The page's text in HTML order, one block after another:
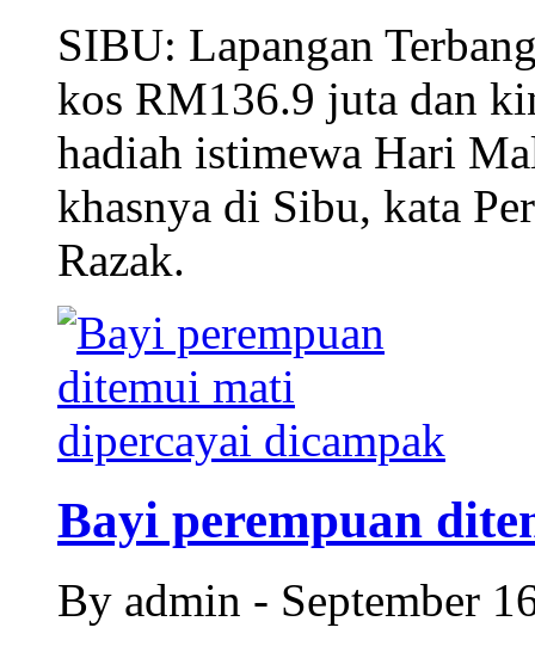
SIBU: Lapangan
kos RM136.9 juta dan
hadiah istimewa Hari
khasnya di Sibu, kata
Razak.
Bayi perempuan
By admin - September